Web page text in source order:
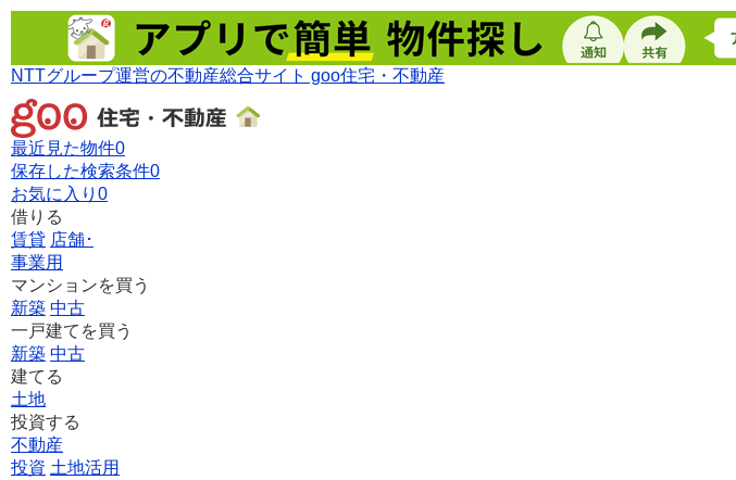
NTTグループ運営の不動産総合サイト goo住宅・不動産
最近見た物件0
保存した検索条件0
お気に入り 0
借りる
賃貸 店舗･
事業用
マンションを買う
新築 中古
一戸建てを買う
新築 中古
建てる
土地
投資する
不動産
投資 土地活用